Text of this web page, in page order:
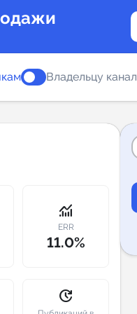
Владельцу
monitoring
ERR
11.0%
update